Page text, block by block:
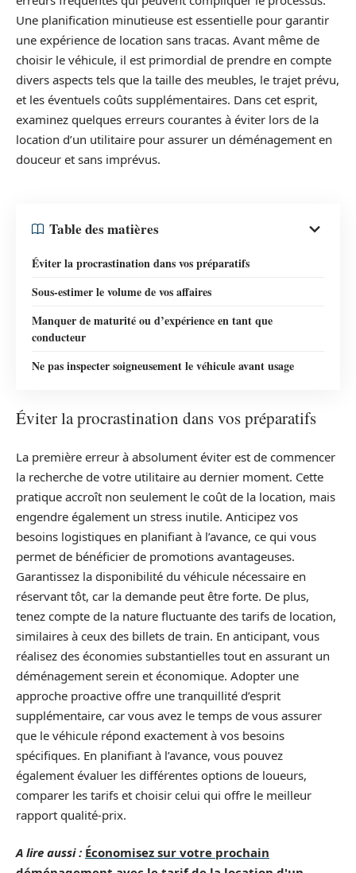
Une planification minutieuse est essentielle pour garantir
une expérience de location sans tracas. Avant même de
choisir le véhicule, il est primordial de prendre en compte
divers aspects tels que la taille des meubles, le trajet prévu,
et les éventuels coûts supplémentaires. Dans cet esprit,
examinez quelques erreurs courantes à éviter lors de la
location d’un utilitaire pour assurer un déménagement en
douceur et sans imprévus.
Table des matières
Éviter la procrastination dans vos préparatifs
Sous-estimer le volume de vos affaires
Manquer de maturité ou d’expérience en tant que
conducteur
Ne pas inspecter soigneusement le véhicule avant usage
Éviter la procrastination dans vos préparatifs
La première erreur à absolument éviter est de commencer
la recherche de votre utilitaire au dernier moment. Cette
pratique accroît non seulement le coût de la location, mais
engendre également un stress inutile. Anticipez vos
besoins logistiques en planifiant à l’avance, ce qui vous
permet de bénéficier de promotions avantageuses.
Garantissez la disponibilité du véhicule nécessaire en
réservant tôt, car la demande peut être forte. De plus,
tenez compte de la nature fluctuante des tarifs de location,
similaires à ceux des billets de train. En anticipant, vous
réalisez des économies substantielles tout en assurant un
déménagement serein et économique. Adopter une
approche proactive offre une tranquillité d’esprit
supplémentaire, car vous avez le temps de vous assurer
que le véhicule répond exactement à vos besoins
spécifiques. En planifiant à l’avance, vous pouvez
également évaluer les différentes options de loueurs,
comparer les tarifs et choisir celui qui offre le meilleur
rapport qualité-prix.
A lire aussi : Économisez sur votre prochain